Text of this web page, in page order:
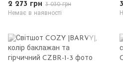
2 273 грн 3 030 грн
Немає в наявності